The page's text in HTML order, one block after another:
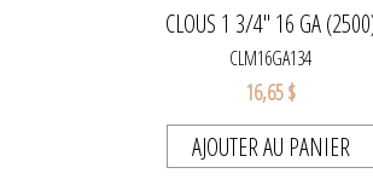
CLOUS 1 3/4'' 16 GA
CLM16GA134
16,65 $
AJOUTER AU PANIER